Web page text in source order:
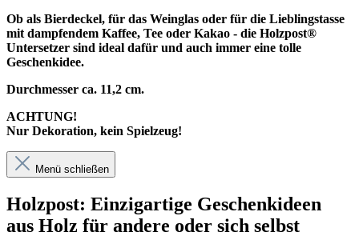
Ob als Bierdeckel, für das Weinglas oder für die Lieblingstasse
mit dampfendem Kaffee, Tee oder Kakao - die Holzpost®
Untersetzer sind ideal dafür und auch immer eine tolle
Geschenkidee.
Durchmesser ca. 11,2 cm.
ACHTUNG!
Nur Dekoration, kein Spielzeug!
Menü schließen
Holzpost: Einzigartige Geschenkideen
aus Holz für andere oder sich selbst